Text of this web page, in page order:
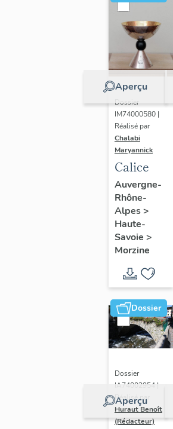
Aperçu
Dossier
IM74000580 |
Réalisé par
Chalabi
Maryannick
Calice
Auvergne-
Rhône-
Alpes>
Haute-
Savoie >
Morzine
Dossier
Aperçu
Dossier
IA74002954 |
Réalisé par
Huraut Benoît
(Rédacteur)